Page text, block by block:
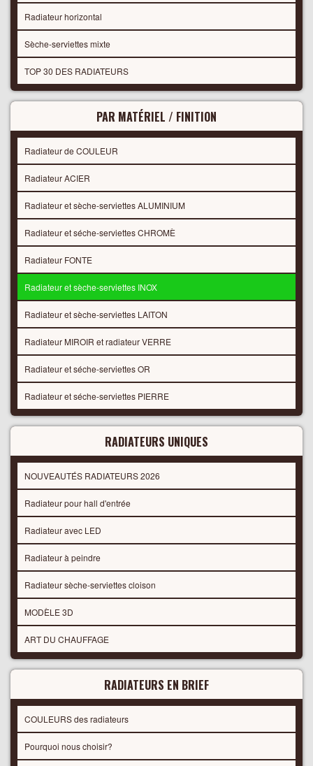
Radiateur horizontal
Sèche-serviettes mixte
TOP 30 DES RADIATEURS
PAR MATÉRIEL / FINITION
Radiateur de COULEUR
Radiateur ACIER
Radiateur et sèche-serviettes ALUMINIUM
Radiateur et séche-serviettes CHROMÈ
Radiateur FONTE
Radiateur et sèche-serviettes INOX
Radiateur et sèche-serviettes LAITON
Radiateur MIROIR et radiateur VERRE
Radiateur et séche-serviettes OR
Radiateur et séche-serviettes PIERRE
RADIATEURS UNIQUES
NOUVEAUTÉS RADIATEURS 2026
Radiateur pour hall d'entrée
Radiateur avec LED
Radiateur à peindre
Radiateur sèche-serviettes cloison
MODÈLE 3D
ART DU CHAUFFAGE
RADIATEURS EN BRIEF
COULEURS des radiateurs
Pourquoi nous choisir?